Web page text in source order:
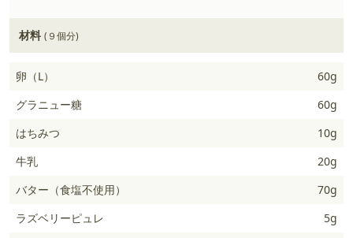
材料 (９個分)
卵（L）
60g
グラニュー糖
60g
はちみつ
10g
牛乳
20g
バター（食塩不使用）
70g
ラズベリーピュレ
5g